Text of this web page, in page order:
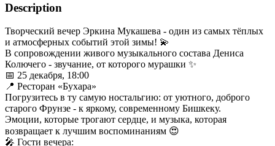
Description
Творческий вечер Эркина Мукашева - один из самых тёплых
и атмосферных событий этой зимы! 💫
В сопровождении живого музыкального состава Дениса
Колючего - звучание, от которого мурашки ✨
📅 25 декабря, 18:00
📍 Ресторан «Бухара»
Погрузитесь в ту самую ностальгию: от уютного, доброго
старого Фрунзе - к яркому, современному Бишкеку.
Эмоции, которые трогают сердце, и музыка, которая
возвращает к лучшим воспоминаниям 😍
🎤 Гости вечера: